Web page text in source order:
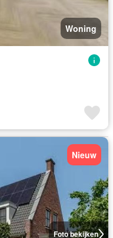
Woning
Foto bekijken
Nieuw